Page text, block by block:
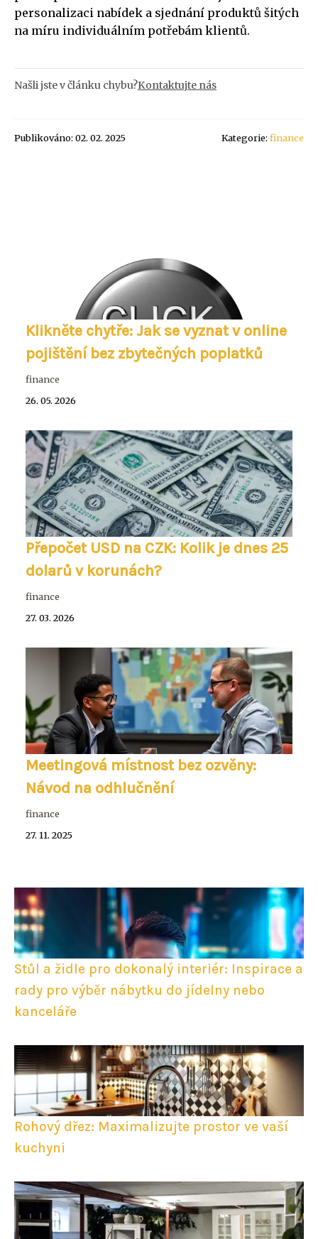
personalizaci nabídek a sjednání produktů šitých
na míru individuálním potřebám klientů.
Našli jste v článku chybu?Kontaktujte nás
Publikováno: 02. 02. 2025 Kategorie: finance
Klikněte chytře: Jak se vyznat v online
pojištění bez zbytečných poplatků
finance
26. 05. 2026
Přepočet USD na CZK: Kolik je dnes 25
dolarů v korunách?
finance
27. 03. 2026
Meetingová místnost bez ozvěny:
Návod na odhlučnění
finance
27. 11. 2025
Stůl a židle pro dokonalý interiér: Inspirace a
rady pro výběr nábytku do jídelny nebo
kanceláře
Rohový dřez: Maximalizujte prostor ve vaší
kuchyni